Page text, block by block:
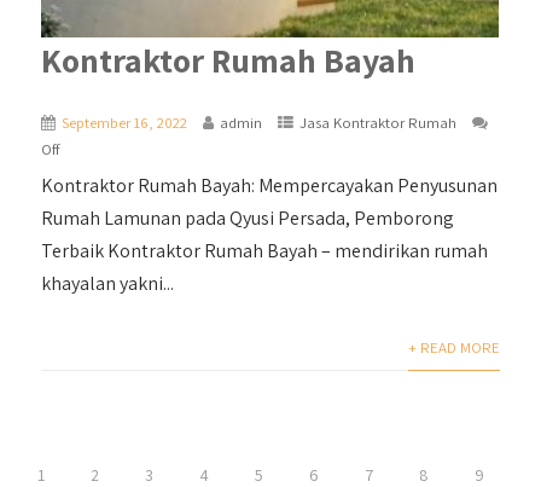
Kontraktor Rumah Bayah
September 16, 2022 admin
Jasa Kontraktor Rumah
Off
Kontraktor Rumah Bayah: Mempercayakan Penyusunan
Rumah Lamunan pada Qyusi Persada, Pemborong
Terbaik Kontraktor Rumah Bayah – mendirikan rumah
khayalan yakni...
+ READ MORE
1 2 3 4 5 6 7 8 9